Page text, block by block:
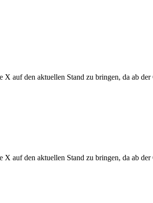
auf den aktuellen Stand zu bringen, da ab
auf den aktuellen Stand zu bringen, da ab